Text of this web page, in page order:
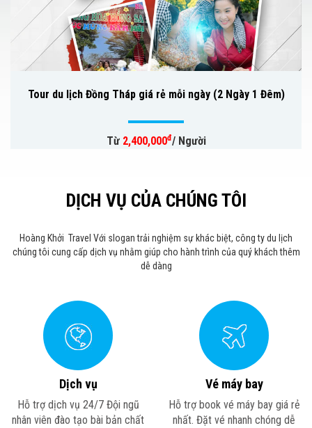
Tour du lịch Đồng Tháp giá rẻ mỗi ngày (2 Ngày 1 Đêm)
Từ 2,400,000đ/ Người
DỊCH VỤ CỦA CHÚNG TÔI
Hoàng Khởi Travel Với slogan trải nghiệm sự khác biệt, công ty du lịch
chúng tôi cung cấp dịch vụ nhằm giúp cho hành trình của quý khách thêm
dễ dàng
Dịch vụ
Hỗ trợ dịch vụ 24/7 Đội ngũ
nhân viên đào tạo bài bản chất
Vé máy bay
Hỗ trợ book vé máy bay giá rẻ
nhất. Đặt vé nhanh chóng dễ